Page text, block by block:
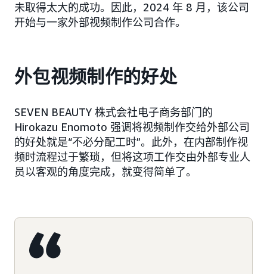
未取得太大的成功。因此，2024 年 8 月，该公司
开始与一家外部视频制作公司合作。
外包视频制作的好处
SEVEN BEAUTY 株式会社电子商务部门的
Hirokazu Enomoto 强调将视频制作交给外部公司
的好处就是“不必分配工时”。此外，在内部制作视
频时流程过于繁琐，但将这项工作交由外部专业人
员以客观的角度完成，就变得简单了。